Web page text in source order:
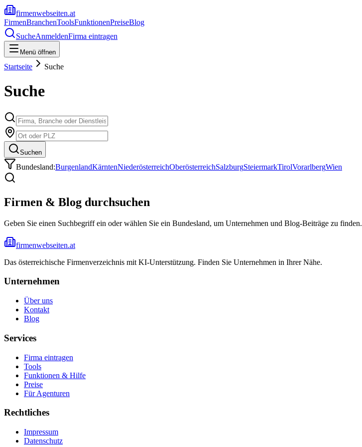
firmenwebseiten.at
FirmenBranchenToolsFunktionenPreiseBlog
SucheAnmeldenFirma eintragen
Menü öffnen
Startseite Suche
Suche
Suchen
Bundesland:BurgenlandKärntenNiederösterreichOberösterreichSalzburgSteiermarkTirolVorarlbergWien
Firmen & Blog durchsuchen
Geben Sie einen Suchbegriff ein oder wählen Sie ein Bundesland, um Unternehmen und Blog-Beiträge zu finden.
firmenwebseiten.at
Das österreichische Firmenverzeichnis mit KI-Unterstützung. Finden Sie Unternehmen in Ihrer Nähe.
Unternehmen
Über uns
Kontakt
Blog
Services
Firma eintragen
Tools
Funktionen & Hilfe
Preise
Für Agenturen
Rechtliches
Impressum
Datenschutz